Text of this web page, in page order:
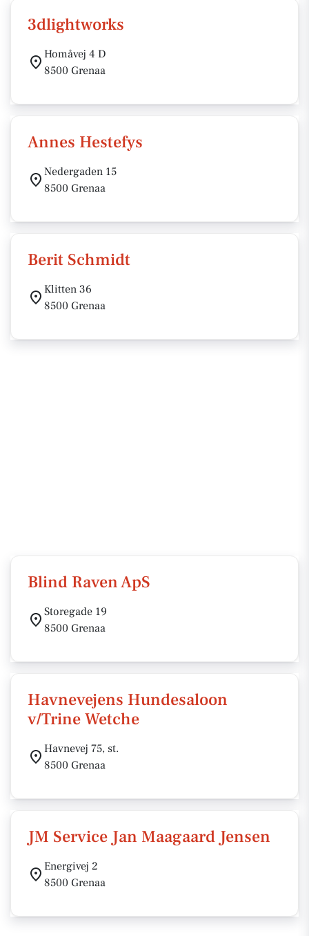
3dlightworks
Homåvej 4 D
8500 Grenaa
Annes Hestefys
Nedergaden 15
8500 Grenaa
Berit Schmidt
Klitten 36
8500 Grenaa
Blind Raven ApS
Storegade 19
8500 Grenaa
Havnevejens Hundesaloon
v/Trine Wetche
Havnevej 75, st.
8500 Grenaa
JM Service Jan Maagaard Jensen
Energivej 2
8500 Grenaa